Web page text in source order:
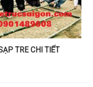
TRE CHI TIẾT